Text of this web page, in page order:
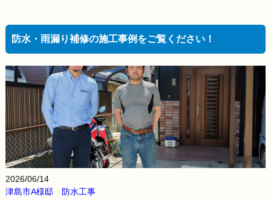
防水・雨漏り補修の施工事例をご覧ください！
2026/06/14
津島市A様邸 防水工事